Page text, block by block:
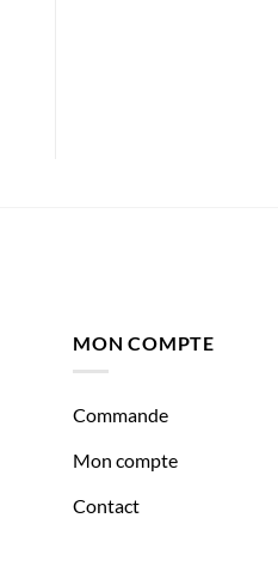
MON COMPTE
Commande
Mon compte
Contact